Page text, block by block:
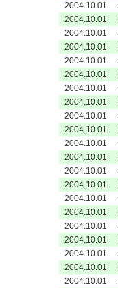
2004.10.01
2004.10.01
2004.10.01
2004.10.01
2004.10.01
2004.10.01
2004.10.01
2004.10.01
2004.10.01
2004.10.01
2004.10.01
2004.10.01
2004.10.01
2004.10.01
2004.10.01
2004.10.01
2004.10.01
2004.10.01
2004.10.01
2004.10.01
2004.10.01